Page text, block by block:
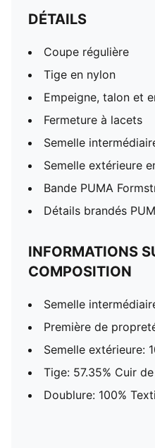
DÉTAILS
Coupe régulière
Tige en nylon
Empeigne, talon et
Fermeture à lacets
Semelle
Semelle extérieure
Bande PUMA
Détails brandés
INFORMATIONS
COMPOSITION
Semelle
Première de
Semelle extérieure:
Tige: 57.35% Cuir
Doublure: 100%